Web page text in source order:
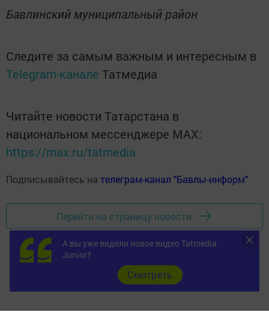
Бавлинский муниципальный район
Следите за самым важным и интересным в
Telegram-канале Татмедиа
Читайте новости Татарстана в
национальном мессенджере MАХ:
https://max.ru/tatmedia
Подписывайтесь на телеграм-канал "Бавлы-информ"
Перейти на страницу новости
А вы уже видели новое видео Tatmedia
Junior?
Cмотреть